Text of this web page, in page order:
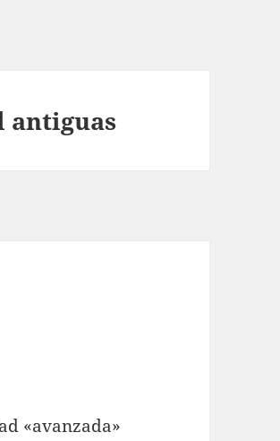
antiguas
«avanzada»